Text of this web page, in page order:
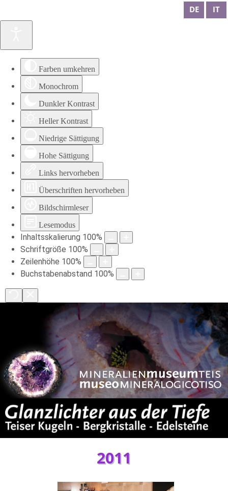
Farben umkehren
Monochrom
Dunkler Kontrast
Heller Kontrast
Niedrige Sättigung
Hohe Sättigung
Links hervorheben
Überschriften hervorheben
Bildschirmleser
Lesemodus
Inhaltsskalierung 100%
Schriftgröße 100%
Zeilenhöhe 100%
Buchstabenabstand 100%
DE IT
2011